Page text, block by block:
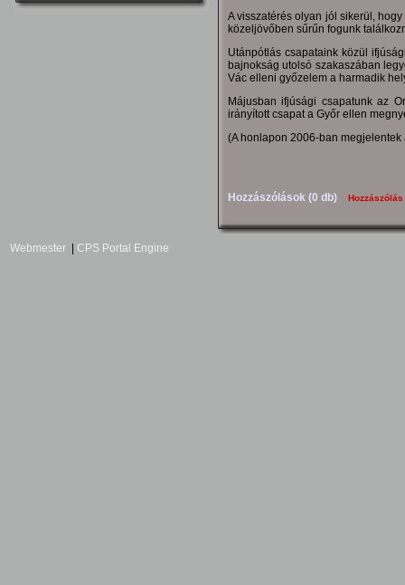
A visszatérés olyan jól sikerül,
közeljövőben sűrűn fogunk
Utánpótlás csapataink közül
bajnokság utolsó szakaszában
Vác elleni győzelem a harmadik
Májusban ifjúsági csapatunk az
irányított csapat a Győr ellen
(A honlapon 2006-ban megjelentek
Hozzászólások (0 db) Hozzászólás
Webmester CPS Portal Engine